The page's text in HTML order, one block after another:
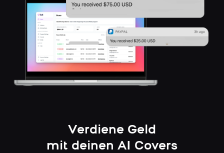
Verdiene Geld
mit deinen AI Covers